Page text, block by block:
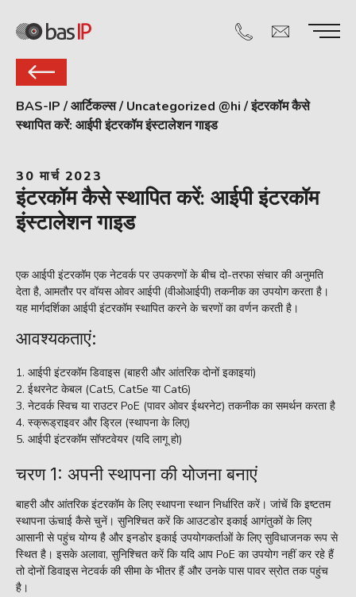
BAS-IP /आर्टिकल्स/ Uncategorized @hi /इंटरकॉम कैसे
स्थापित करें: आईपी इंटरकॉम इंस्टालेशन गाइड
30 मार्च 2023
इंटरकॉम कैसे स्थापित करें: आईपी इंटरकॉम
इंस्टालेशन गाइड
एक आईपी इंटरकॉम एक नेटवर्क पर उपकरणों के बीच दो-तरफा संचार की अनुमति
देता है, आमतौर पर वॉयस ओवर आईपी (वीओआईपी) तकनीक का उपयोग करता है।
यह मार्गदर्शिका आईपी इंटरकॉम स्थापित करने के चरणों का वर्णन करती है।
आवश्यकताएं:
आईपी ​​इंटरकॉम डिवाइस (बाहरी और आंतरिक दोनों इकाइयां)
ईथरनेट केबल (Cat5, Cat5e या Cat6)
नेटवर्क स्विच या राउटर PoE (पावर ओवर ईथरनेट) तकनीक का समर्थन करता है
स्क्रूड्राइवर और ड्रिल (स्थापना के लिए)
आईपी ​​इंटरकॉम सॉफ्टवेयर (यदि लागू हो)
चरण 1: अपनी स्थापना की योजना बनाएं
बाहरी और आंतरिक इंटरकॉम के लिए स्थापना स्थान निर्धारित करें। जांचें कि इष्टतम
स्थापना ऊंचाई कैसे चुनें। सुनिश्चित करें कि आउटडोर इकाई आगंतुकों के लिए
आसानी से पहुंच योग्य है और इनडोर इकाई उपयोगकर्ताओं के लिए सुविधाजनक रूप से
स्थित है। इसके अलावा, सुनिश्चित करें कि यदि आप PoE का उपयोग नहीं कर रहे हैं
तो दोनों डिवाइस नेटवर्क की सीमा के भीतर हैं और उनके पास पावर स्रोत तक पहुंच
है।